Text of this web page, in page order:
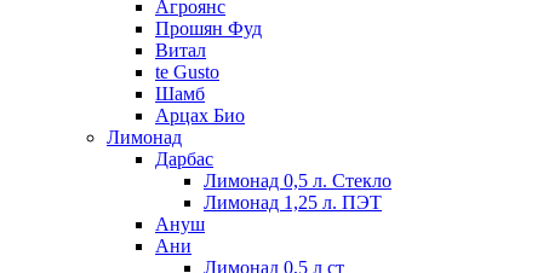
Агроянс
Прошян Фуд
Витал
te Gusto
Шамб
Арцах Био
Лимонад
Дарбас
Лимонад 0,5 л. Стекло
Лимонад 1,25 л. ПЭТ
Ануш
Ани
Лимонад 0,5 л ст